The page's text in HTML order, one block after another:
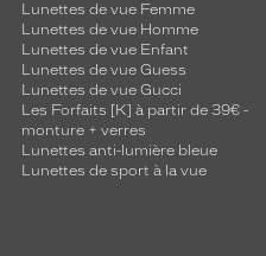
Lunettes de vue Femme
Lunettes de vue Homme
Lunettes de vue Enfant
Lunettes de vue Guess
Lunettes de vue Gucci
Les Forfaits [K] à partir de 39€ -
monture + verres
Lunettes anti-lumière bleue
Lunettes de sport à la vue